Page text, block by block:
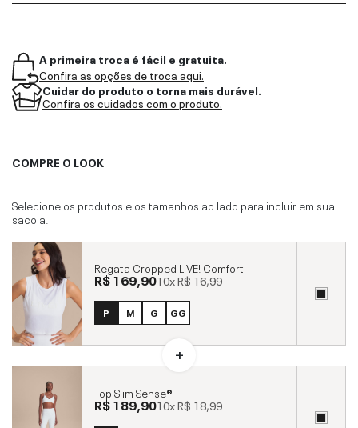
A primeira troca é fácil e gratuita.
Confira as opções de troca aqui.
Cuidar do produto o torna mais durável.
Confira os cuidados com o produto.
COMPRE O LOOK
Selecione os produtos e os tamanhos ao lado para incluir em sua
sacola.
Regata Cropped LIVE! Comfort
R$ 169,9010xR$ 16,99
P M G GG
Top Slim Sense®
R$ 189,9010xR$ 18,99